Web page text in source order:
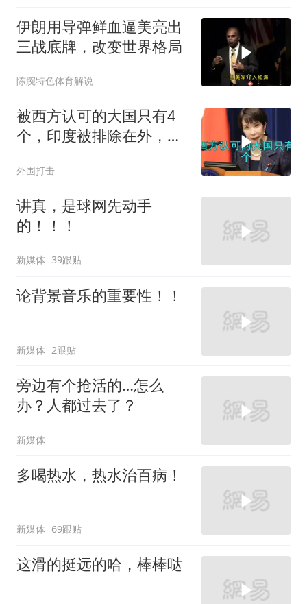
伊朗用导弹鲜血逼美亮出
三战底牌，改变世界格局
陈腕特色体育解说
被西方认可的大国只有4
个，印度被排除在外，为
外围打击
讲真，是球网先动手
的！！！
新媒体 39跟贴
论背景音乐的重要性！！
新媒体 2跟贴
旁边有个抢活的…怎么
办？人都过去了？
新媒体
多喝热水，热水治百病！
新媒体 69跟贴
这滑的挺远的哈，棒棒哒